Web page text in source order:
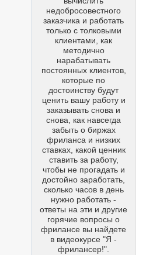
недобросовестного
заказчика и работать
только с толковыми
клиентами, как
методично
нарабатывать
постоянных клиентов,
которые по
достоинству будут
ценить вашу работу и
заказывать снова и
снова, как навсегда
забыть о биржах
фриланса и низких
ставках, какой ценник
ставить за работу,
чтобы не прогадать и
достойно заработать,
сколько часов в день
нужно работать -
ответы на эти и другие
горячие вопросы о
фрилансе вы найдете
в видеокурсе "Я -
фрилансер!".